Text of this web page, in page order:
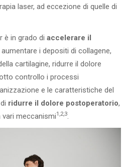
laser, ad eccezione di quelle di
è in grado di accelerare il
aumentare i depositi di collagene,
cartilagine, ridurre il dolore
controllo i processi
e le caratteristiche del
ridurre il dolore postoperatorio,
meccanismi1 ,2,3.